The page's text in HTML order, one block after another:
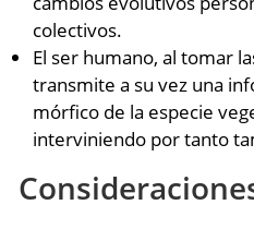
colectivos.
El ser humano, al tomar
transmite a su vez una
mórfico de la especie
interviniendo por tanto